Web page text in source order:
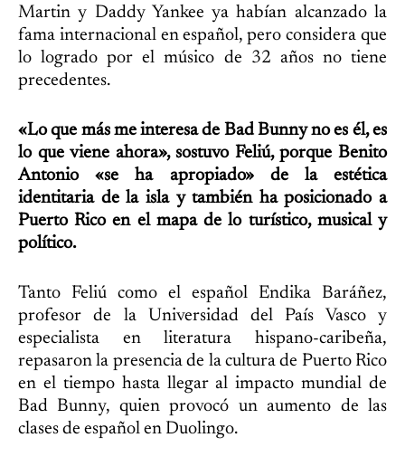
Martin y Daddy Yankee ya habían alcanzado la
fama internacional en español, pero considera que
lo logrado por el músico de 32 años no tiene
precedentes.
«Lo que más me interesa de Bad Bunny no es él, es
lo que viene ahora», sostuvo Feliú, porque Benito
Antonio «se ha apropiado» de la estética
identitaria de la isla y también ha posicionado a
Puerto Rico en el mapa de lo turístico, musical y
político.
Tanto Feliú como el español Endika Baráñez,
profesor de la Universidad del País Vasco y
especialista en literatura hispano-caribeña,
repasaron la presencia de la cultura de Puerto Rico
en el tiempo hasta llegar al impacto mundial de
Bad Bunny, quien provocó un aumento de las
clases de español en Duolingo.